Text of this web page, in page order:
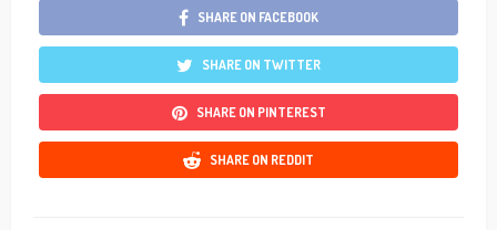
SHARE ON FACEBOOK
SHARE ON TWITTER
SHARE ON PINTEREST
SHARE ON REDDIT